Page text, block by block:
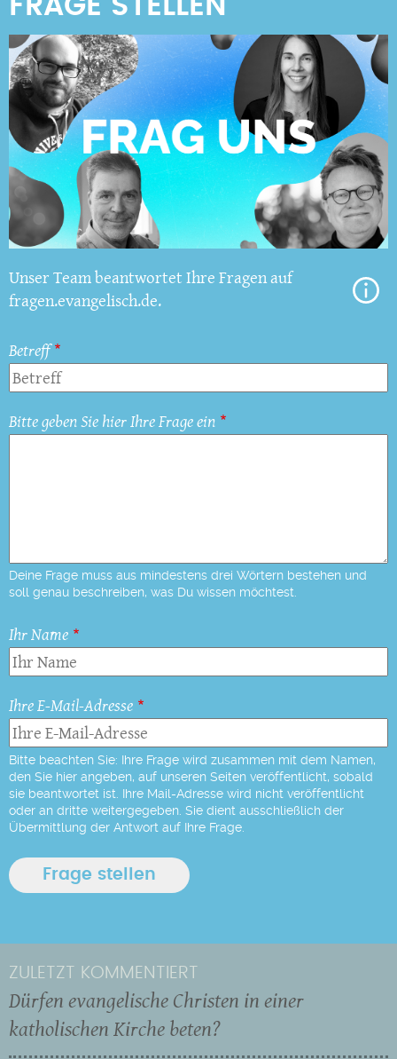
Unser Team beantwortet Ihre Fragen auf
fragen.evangelisch.de.
Betreff
Bitte geben Sie hier Ihre Frage ein
Deine Frage muss aus mindestens drei Wörtern bestehen und
soll genau beschreiben, was Du wissen möchtest.
Ihr Name
Ihre E-Mail-Adresse
Bitte beachten Sie: Ihre Frage wird zusammen mit dem Namen,
den Sie hier angeben, auf unseren Seiten veröffentlicht, sobald
sie beantwortet ist. Ihre Mail-Adresse wird nicht veröffentlicht
oder an dritte weitergegeben. Sie dient ausschließlich der
Übermittlung der Antwort auf Ihre Frage.
ZULETZT KOMMENTIERT
Dürfen evangelische Christen in einer
katholischen Kirche beten?